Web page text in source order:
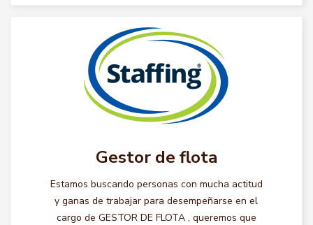
Gestor de flota
Estamos buscando personas con mucha actitud
y ganas de trabajar para desempeñarse en el
cargo de GESTOR DE FLOTA , queremos que